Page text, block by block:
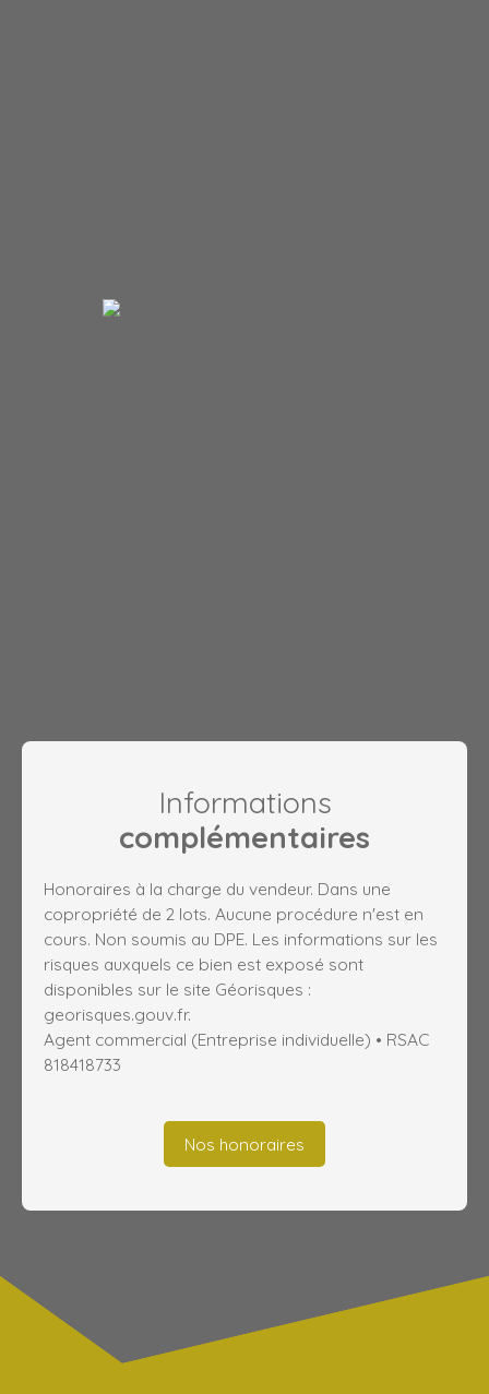
Informations
complémentaires
Honoraires à la charge du vendeur. Dans une
copropriété de 2 lots. Aucune procédure n'est en
cours. Non soumis au DPE. Les informations sur les
risques auxquels ce bien est exposé sont
disponibles sur le site Géorisques :
georisques.gouv.fr.
Agent commercial (Entreprise individuelle) • RSAC
818418733
Nos honoraires